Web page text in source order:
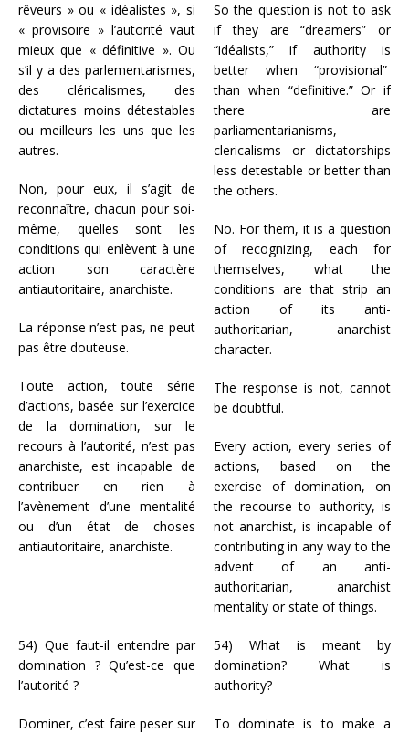
rêveurs » ou « idéalistes », si
« provisoire » l’autorité vaut
mieux que « définitive ». Ou
s’il y a des parlementarismes,
des cléricalismes, des
dictatures moins détestables
ou meilleurs les uns que les
autres.
Non, pour eux, il s’agit de
reconnaître, chacun pour soi-
même, quelles sont les
conditions qui enlèvent à une
action son caractère
antiautoritaire, anarchiste.
La réponse n’est pas, ne peut
pas être douteuse.
Toute action, toute série
d’actions, basée sur l’exercice
de la domination, sur le
recours à l’autorité, n’est pas
anarchiste, est incapable de
contribuer en rien à
l’avènement d’une mentalité
ou d’un état de choses
antiautoritaire, anarchiste.
So the question is not to ask
if they are “dreamers” or
“idéalists,” if authority is
better when “provisional”
than when “definitive.” Or if
there are
parliamentarianisms,
clericalisms or dictatorships
less detestable or better than
the others.
No. For them, it is a question
of recognizing, each for
themselves, what the
conditions are that strip an
action of its anti-
authoritarian, anarchist
character.
The response is not, cannot
be doubtful.
Every action, every series of
actions, based on the
exercise of domination, on
the recourse to authority, is
not anarchist, is incapable of
contributing in any way to the
advent of an anti-
authoritarian, anarchist
mentality or state of things.
54) Que faut-il entendre par
domination ? Qu’est-ce que
l’autorité ?
Dominer, c’est faire peser sur
54) What is meant by
domination? What is
authority?
To dominate is to make a